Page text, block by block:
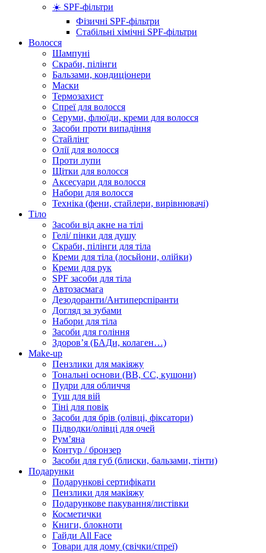
☀️ SPF-фільтри
Фізичні SPF-фільтри
Стабільні хімічні SPF-фільтри
Волосся
Шампуні
Скраби, пілінги
Бальзами, кондиціонери
Маски
Термозахист
Спреї для волосся
Серуми, флюїди, креми для волосся
Засоби проти випадіння
Стайлінг
Олії для волосся
Проти лупи
Щітки для волосся
Аксесуари для волосся
Набори для волосся
Техніка (фени, стайлери, вирівнювачі)
Тіло
Засоби від акне на тілі
Гелі/ пінки для душу
Скраби, пілінги для тіла
Креми для тіла (лосьйони, олійки)
Креми для рук
SPF засоби для тіла
Автозасмага
Дезодоранти/Антиперспіранти
Догляд за зубами
Набори для тіла
Засоби для гоління
Здоровʼя (БАДи, колаген…)
Make-up
Пензлики для макіяжу
Тональні основи (BB, CC, кушони)
Пудри для обличчя
Туш для вій
Тіні для повік
Засоби для брів (олівці, фіксатори)
Підводки/олівці для очей
Румʼяна
Контур / бронзер
Засоби для губ (блиски, бальзами, тінти)
Подарунки
Подарункові сертифікати
Пензлики для макіяжу
Подарункове пакування/листівки
Косметички
Книги, блокноти
Гайди All Face
Товари для дому (свічки/спреї)